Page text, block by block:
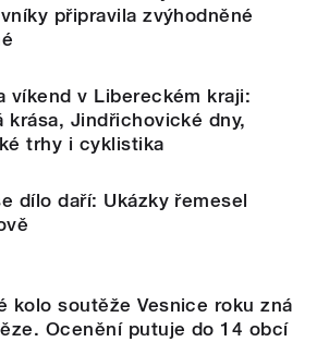
připravila zvýhodněné
víkend v Libereckém kraji:
krása, Jindřichovické dny,
trhy i cyklistika
dílo daří: Ukázky řemesel
kolo soutěže Vesnice roku zná
Ocenění putuje do 14 obcí